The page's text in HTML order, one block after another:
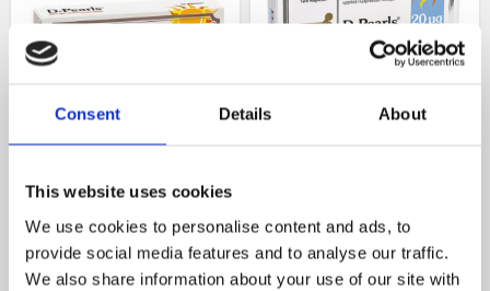
Consent Details About
This website uses cookies
We use cookies to personalise content and ads, to
provide social media features and to analyse our traffic.
We also share information about your use of our site with
PEARLS 125UG 90
KAPSLAR
D-Pearls är ett kosttillskott från Pharma Nord i form av små, mjuka pärlor
KAPS
Bidrar till immunsystemets normala